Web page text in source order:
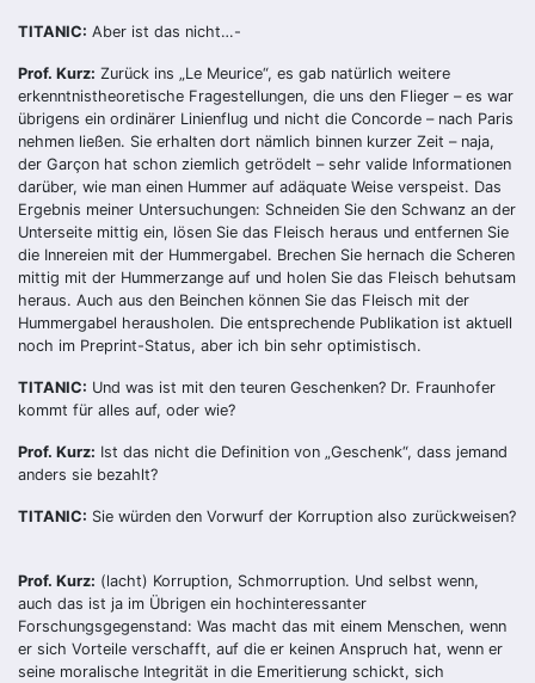
TITANIC: Aber ist das nicht…-
Prof. Kurz: Zurück ins „Le Meurice“, es gab natürlich weitere
erkenntnistheoretische Fragestellungen, die uns den Flieger – es war
übrigens ein ordinärer Linienflug und nicht die Concorde – nach Paris
nehmen ließen. Sie erhalten dort nämlich binnen kurzer Zeit – naja,
der Garçon hat schon ziemlich getrödelt – sehr valide Informationen
darüber, wie man einen Hummer auf adäquate Weise verspeist. Das
Ergebnis meiner Untersuchungen: Schneiden Sie den Schwanz an der
Unterseite mittig ein, lösen Sie das Fleisch heraus und entfernen Sie
die Innereien mit der Hummergabel. Brechen Sie hernach die Scheren
mittig mit der Hummerzange auf und holen Sie das Fleisch behutsam
heraus. Auch aus den Beinchen können Sie das Fleisch mit der
Hummergabel herausholen. Die entsprechende Publikation ist aktuell
noch im Preprint-Status, aber ich bin sehr optimistisch.
TITANIC: Und was ist mit den teuren Geschenken? Dr. Fraunhofer
kommt für alles auf, oder wie?
Prof. Kurz: Ist das nicht die Definition von „Geschenk“, dass jemand
anders sie bezahlt?
TITANIC: Sie würden den Vorwurf der Korruption also zurückweisen?
Prof. Kurz: (lacht) Korruption, Schmorruption. Und selbst wenn,
auch das ist ja im Übrigen ein hochinteressanter
Forschungsgegenstand: Was macht das mit einem Menschen, wenn
er sich Vorteile verschafft, auf die er keinen Anspruch hat, wenn er
seine moralische Integrität in die Emeritierung schickt, sich